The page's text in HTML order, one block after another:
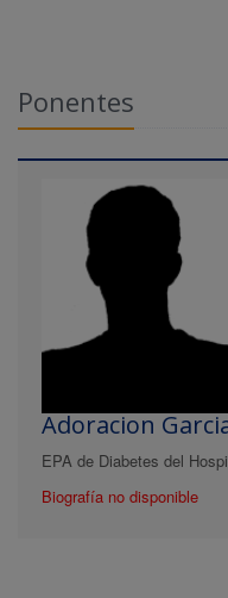
Ponentes
Adoracion
EPA de Diabetes del
Biografía no disponible